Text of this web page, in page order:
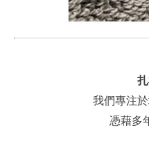
我們專注
憑藉多